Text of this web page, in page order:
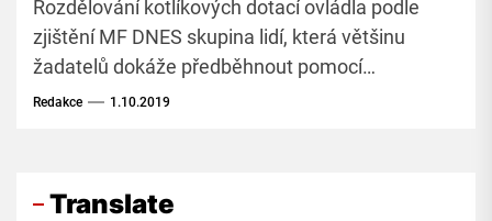
Rozdělování kotlíkových dotací ovládla podle
zjištění MF DNES skupina lidí, která většinu
žadatelů dokáže předběhnout pomocí
počítačových programů.
Redakce 1.10.2019
Translate